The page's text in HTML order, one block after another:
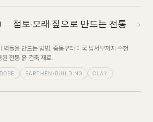
점토·모래·짚으로 만드는 전통
벽돌을 만드는 방법. 중동부터 미국 남서부까지 수천
전통 흙 건축 재료.
EARTHEN-BUILDING CLAY
→